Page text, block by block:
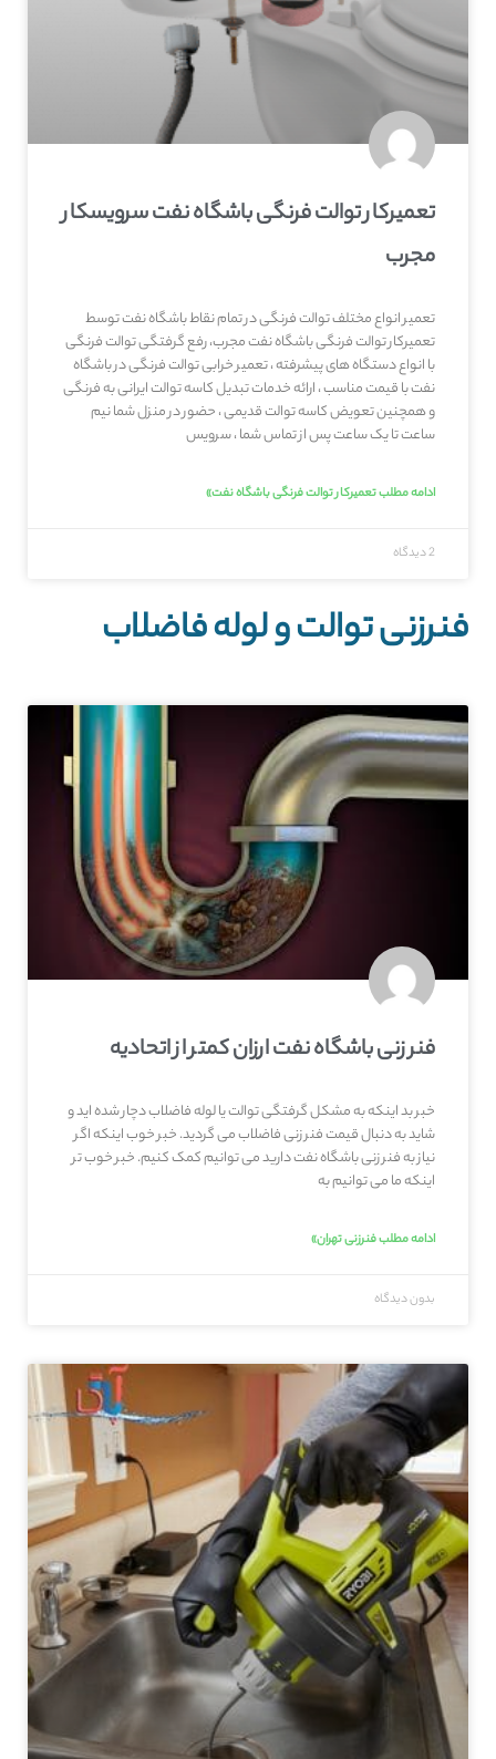
تعمیرکار توالت فرنگی باشگاه نفت سرویسکار
مجرب
تعمیر انواع مختلف توالت فرنگی در تمام نقاط باشگاه نفت توسط
تعمیرکار توالت فرنگی باشگاه نفت مجرب، رفع گرفتگی توالت فرنگی
با انواع دستگاه های پیشرفته ، تعمیر خرابی توالت فرنگی در باشگاه
نفت با قیمت مناسب ، ارائه خدمات تبدیل کاسه توالت ایرانی به فرنگی
و همچنین تعویض کاسه توالت قدیمی ، حضور در منزل شما نیم
ساعت تا یک ساعت پس از تماس شما ، سرویس
ادامه مطلب تعمیرکار توالت فرنگی باشگاه نفت»
2 دیدگاه
فنرزنی توالت و لوله فاضلاب
فنر زنی باشگاه نفت ارزان کمتر از اتحادیه
خبر بد اینکه به مشکل گرفتگی توالت یا لوله فاضلاب دچار شده اید و
شاید به دنبال قیمت فنر زنی فاضلاب می گردید. خبر خوب اینکه اگر
نیاز به فنر زنی باشگاه نفت دارید می توانیم کمک کنیم. خبر خوب تر
اینکه ما می توانیم به
ادامه مطلب فنرزنی تهران»
بدون دیدگاه